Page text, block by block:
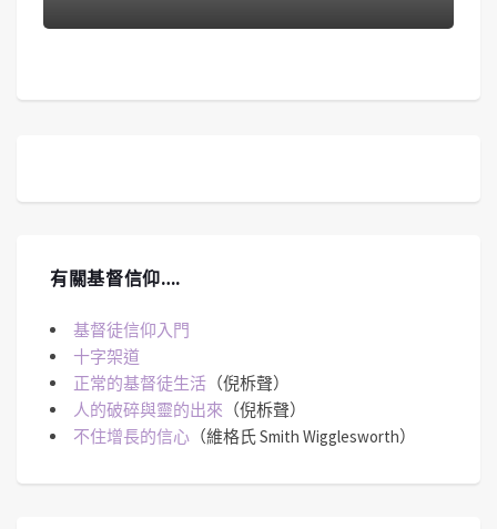
有關基督信仰….
基督徒信仰入門
十字架道
正常的基督徒生活 （倪柝聲）
人的破碎與靈的出來 （倪柝聲）
不住增長的信心 （維格氏 Smith Wigglesworth）